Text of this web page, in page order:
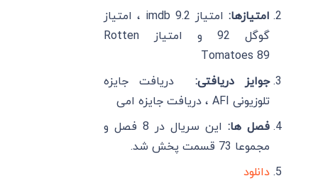
امتیازها:
امتیاز imdb 9.2 ، امتیاز
گوگل 92 و امتیاز Rotten
Tomatoes 89
جوایز دریافتی:
دریافت جایزه
تلوزیونی AFI ، دریافت جایزه امی
فصل ها:
این سریال در 8 فصل و
مجموعا 73 قسمت پخش شد.
دانلود